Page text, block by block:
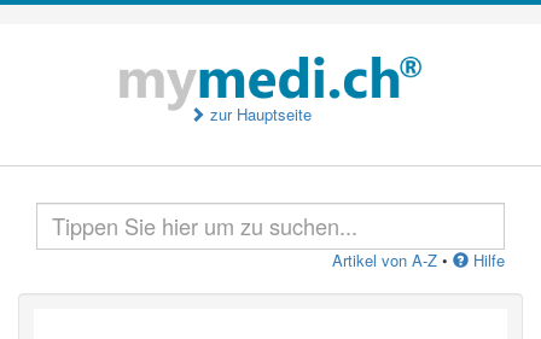
zur Hauptseite
Artikel von A-Z • Hilfe